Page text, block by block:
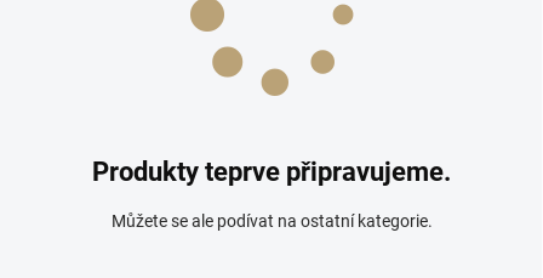
Produkty teprve připravujeme.
Můžete se ale podívat na ostatní kategorie.